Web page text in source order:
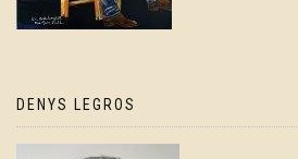
DENYS LEGROS